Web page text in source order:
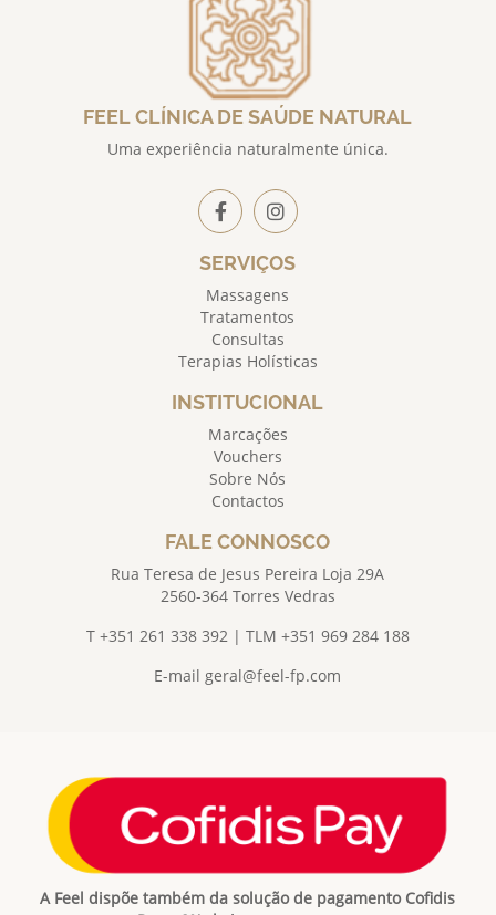
FEEL CLÍNICA DE SAÚDE NATURAL
Uma experiência naturalmente única.
SERVIÇOS
Massagens
Tratamentos
Consultas
Terapias Holísticas
INSTITUCIONAL
Marcações
Vouchers
Sobre Nós
Contactos
FALE CONNOSCO
Rua Teresa de Jesus Pereira Loja 29A
2560-364 Torres Vedras
T +351 261 338 392 | TLM +351 969 284 188
E-mailgeral@feel-fp.com
A Feel dispõe também da solução de pagamento Cofidis